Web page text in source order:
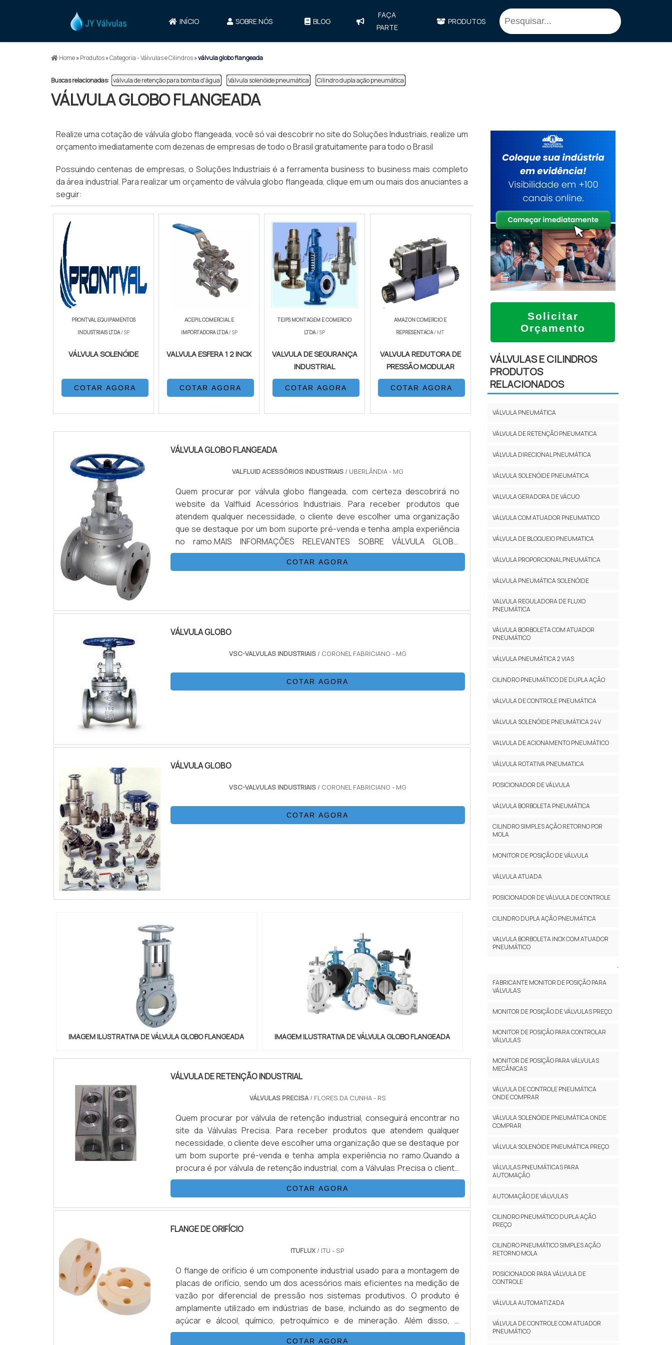
INÍCIO SOBRE NÓS BLOG
FAÇA
PARTE
PRODUTOS
Home»Produtos»Categoria - Válvulas e Cilindros»válvula globo flangeada
Buscas relacionadas: válvula de retenção para bomba d'água​ Válvula solenóide pneumática Cilindro dupla ação pneumática
VÁLVULA GLOBO FLANGEADA
Realize uma cotação de válvula globo flangeada, você só vai descobrir no site do Soluções Industriais, realize um
orçamento imediatamente com dezenas de empresas de todo o Brasil gratuitamente para todo o Brasil
Possuindo centenas de empresas, o Soluções Industriais é a ferramenta business to business mais completo
da área industrial. Para realizar um orçamento de válvula globo flangeada, clique em um ou mais dos anuciantes a
seguir:
PRONTVAL EQUIPAMENTOS
INDUSTRIAIS LTDA/ SP
VÁLVULA SOLENÓIDE
COTAR AGORA
ACEPIL COMERCIAL E
IMPORTADORA LTDA/ SP
VALVULA ESFERA 1 2 INOX
COTAR AGORA
TEIPS MONTAGEM E COMERCIO
LTDA/ SP
VALVULA DE SEGURANÇA
INDUSTRIAL
COTAR AGORA
AMAZON COMERCIO E
REPRESENTACA/ MT
VALVULA REDUTORA DE
PRESSÃO MODULAR
COTAR AGORA
VÁLVULA GLOBO FLANGEADA
VALFLUID ACESSÓRIOS INDUSTRIAIS / UBERLÂNDIA - MG
Quem procurar por válvula globo flangeada, com certeza descobrirá no
website da Valfluid Acessórios Industriais. Para receber produtos que
atendem qualquer necessidade, o cliente deve escolher uma organização
que se destaque por um bom suporte pré-venda e tenha ampla experiência
no ramo.MAIS INFORMAÇÕES RELEVANTES SOBRE VÁLVULA GLOBO
FLANGEADAQuem pesquisa na internet por válvula globo flangeada em uma
empresa que preza pela segurança, ...COTAR AGORA
VÁLVULA GLOBO
VSC-VALVULAS INDUSTRIAIS / CORONEL FABRICIANO - MG
COTAR AGORA
VÁLVULA GLOBO
VSC-VALVULAS INDUSTRIAIS / CORONEL FABRICIANO - MG
COTAR AGORA
IMAGEM ILUSTRATIVA DE VÁLVULA GLOBO FLANGEADA IMAGEM ILUSTRATIVA DE VÁLVULA GLOBO FLANGEADA
VÁLVULA DE RETENÇÃO INDUSTRIAL
VÁLVULAS PRECISA/ FLORES DA CUNHA - RS
Quem procurar por válvula de retenção industrial, conseguirá encontrar no
site da Válvulas Precisa. Para receber produtos que atendem qualquer
necessidade, o cliente deve escolher uma organização que se destaque por
um bom suporte pré-venda e tenha ampla experiência no ramo.Quando a
procura é por válvula de retenção industrial, com a Válvulas Precisa o cliente
encontrará ótima qualidade e 70 modelos de válvulas disponíveis.MAIS
INFORMAÇÕES SOBRE VÁLVULA DE RETENÇÃO INDUSTRIALA Válvulas Precisa
foca sua estratégia em produzir uma estrutura para os parceiros com
planejada para entregas em curto prazo, tudo pensando em válvula de
companhia demonstrar competência, excelência e destaque em sua área de
atuação. A Válvulas Precisa se mostra referência por ter: Produtos de última
geração; Preço justo; atendimento personalizado; colaboradores
eficientes.Ainda com uma visão analítica sobre válvula de retenção industrial,
deve-se ter a exatidão em orçar com empresas que prezam por produtos e
serviços que tenham ótima qualidade e excelente custo-benefício, detalhes
primordiais que são deixados de lado por muitas empresas que não focam na
COTAR AGORA
FLANGE DE ORIFÍCIO
ITUFLUX / ITU - SP
O flange de orifício é um componente industrial usado para a montagem de
placas de orifício, sendo um dos acessórios mais eficientes na medição de
vazão por diferencial de pressão nos sistemas produtivos. O produto é
amplamente utilizado em indústrias de base, incluindo as do segmento de
açúcar e álcool, químico, petroquímico e de mineração. Além disso, o
componente apresenta inúmeras vantagens, entre as quais simplicidade de
COTAR AGORA
Solicitar
Orçamento
VÁLVULAS E CILINDROS
PRODUTOS
RELACIONADOS
VÁLVULA PNEUMÁTICA
VÁLVULA DE RETENÇÃO PNEUMATICA
VÁLVULA DIRECIONAL PNEUMÁTICA
VÁLVULA SOLENÓIDE PNEUMÁTICA
VALVULA GERADORA DE VÁCUO
VÁLVULA COM ATUADOR PNEUMATICO
VÁLVULA DE BLOQUEIO PNEUMATICA
VÁLVULA PROPORCIONAL PNEUMÁTICA
VÁLVULA PNEUMÁTICA SOLENÓIDE
VALVULA REGULADORA DE FLUXO
PNEUMÁTICA
VÁLVULA BORBOLETA COM ATUADOR
PNEUMÁTICO
VÁLVULA PNEUMÁTICA 2 VIAS
CILINDRO PNEUMÁTICO DE DUPLA AÇÃO
VÁLVULA DE CONTROLE PNEUMÁTICA
VÁLVULA SOLENÓIDE PNEUMÁTICA 24V
VALVULA DE ACIONAMENTO PNEUMÁTICO
VÁLVULA ROTATIVA PNEUMATICA
POSICIONADOR DE VÁLVULA
VÁLVULA BORBOLETA PNEUMÁTICA
CILINDRO SIMPLES AÇÃO RETORNO POR
MOLA
MONITOR DE POSIÇÃO DE VÁLVULA
VÁLVULA ATUADA
POSICIONADOR DE VÁLVULA DE CONTROLE
CILINDRO DUPLA AÇÃO PNEUMÁTICA
VALVULA BORBOLETA INOX COM ATUADOR
PNEUMÁTICO
.
FABRICANTE MONITOR DE POSIÇÃO PARA
VÁLVULAS
MONITOR DE POSIÇÃO DE VÁLVULAS PREÇO
MONITOR DE POSIÇÃO PARA CONTROLAR
VÁLVULAS
MONITOR DE POSIÇÃO PARA VÁLVULAS
MECÂNICAS
VÁLVULA DE CONTROLE PNEUMÁTICA
ONDE COMPRAR
VÁLVULA SOLENÓIDE PNEUMÁTICA ONDE
COMPRAR
VÁLVULA SOLENÓIDE PNEUMÁTICA PREÇO
VÁLVULAS PNEUMÁTICAS PARA
AUTOMAÇÃO
AUTOMAÇÃO DE VÁLVULAS
CILINDRO PNEUMÁTICO DUPLA AÇÃO
PREÇO
CILINDRO PNEUMÁTICO SIMPLES AÇÃO
RETORNO MOLA
POSICIONADOR PARA VÁLVULA DE
CONTROLE
VÁLVULA AUTOMATIZADA
VÁLVULA DE CONTROLE COM ATUADOR
PNEUMÁTICO